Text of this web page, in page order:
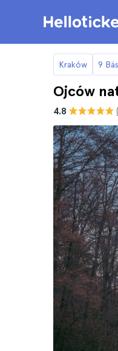
Kraków 9
Ojców
4.8